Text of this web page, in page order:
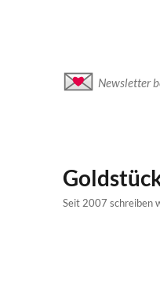
Newsletter
Seit 2007 schreiben